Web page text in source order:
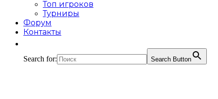
Топ игроков
Турниры
Форум
Контакты
Search for: Search Button